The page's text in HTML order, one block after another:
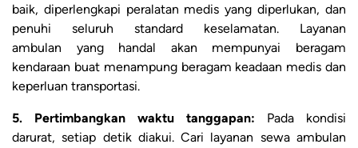
baik, diperlengkapi peralatan medis yang diperlukan, dan
penuhi seluruh standard keselamatan. Layanan
ambulan yang handal akan mempunyai beragam
kendaraan buat menampung beragam keadaan medis dan
keperluan transportasi.
5. Pertimbangkan waktu tanggapan: Pada kondisi
darurat, setiap detik diakui. Cari layanan sewa ambulan